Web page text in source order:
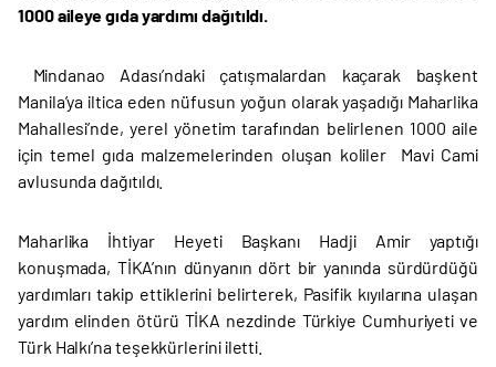
1000 aileye gıda yardımı dağıtıldı.
Mindanao Adası’ndaki çatışmalardan kaçarak başkent
Manila’ya iltica eden nüfusun yoğun olarak yaşadığı Maharlika
Mahallesi’nde, yerel yönetim tarafından belirlenen 1000 aile
için temel gıda malzemelerinden oluşan koliler Mavi Cami
avlusunda dağıtıldı.
Maharlika İhtiyar Heyeti Başkanı Hadji Amir yaptığı
konuşmada, TİKA’nın dünyanın dört bir yanında sürdürdüğü
yardımları takip ettiklerini belirterek, Pasifik kıyılarına ulaşan
yardım elinden ötürü TİKA nezdinde Türkiye Cumhuriyeti ve
Türk Halkı’na teşekkürlerini iletti.